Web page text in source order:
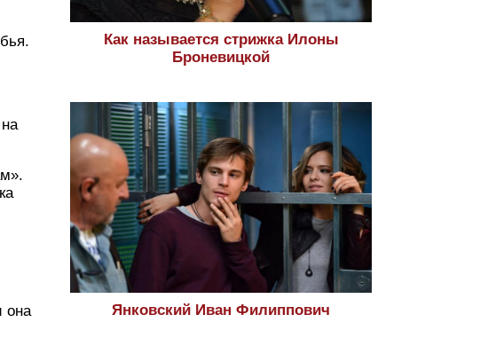
она
Как называется стрижка Илоны
Броневицкой
Янковский Иван Филиппович